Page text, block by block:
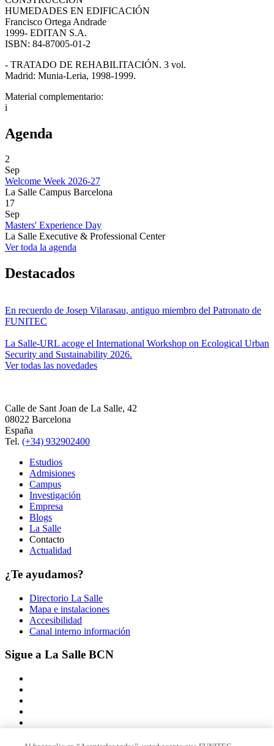
HUMEDADES EN EDIFICACIÓN
Francisco Ortega Andrade
1999- EDITAN S.A.
ISBN: 84-87005-01-2
- TRATADO DE REHABILITACIÓN. 3 vol.
Madrid: Munia-Leria, 1998-1999.
Material complementario:
i
Agenda
2
Sep
Welcome Week 2026-27
La Salle Campus Barcelona
17
Sep
Masters' Experience Day
La Salle Executive & Professional Center
Ver toda la agenda
Destacados
En recuerdo de Josep Vilarasau, antiguo miembro del Patronato de
FUNITEC
La Salle-URL acoge el International Workshop on Ecological Urban
Security and Sustainability 2026.
Ver todas las novedades
Calle de Sant Joan de La Salle, 42
08022 Barcelona
España
Tel. (+34) 932902400
Estudios
Admisiones
Campus
Investigación
Empresa
Blogs
La Salle
Contacto
Actualidad
¿Te ayudamos?
Directorio La Salle
Mapa e instalaciones
Accesibilidad
Canal interno información
Sigue a La Salle BCN